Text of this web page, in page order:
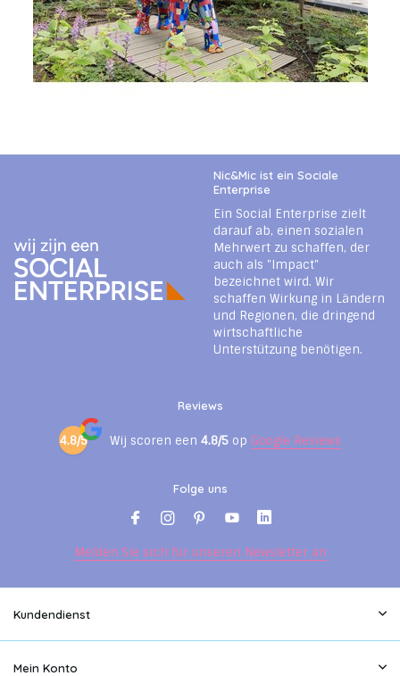
Nic&Mic ist ein Sociale
Enterprise
Ein Social Enterprise zielt
darauf ab, einen sozialen
Mehrwert zu schaffen, der
auch als "Impact"
bezeichnet wird. Wir
schaffen Wirkung in Ländern
und Regionen, die dringend
wirtschaftliche
Unterstützung benötigen.
Reviews
4.8/5 Wij scoren een 4.8/5 op Google Reviews
Folge uns
Melden Sie sich für unseren Newsletter an
Kundendienst
Mein Konto